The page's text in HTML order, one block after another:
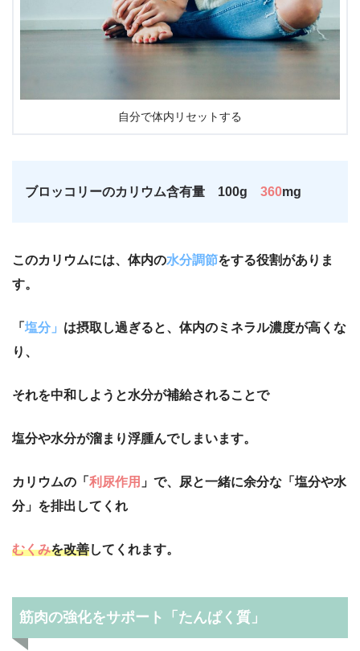
自分で体内リセットする
ブロッコリーのカリウム含有量 100g 360mg
このカリウムには、体内の水分調節をする役割がありま
す。
「 塩分」 は摂取し過ぎると、体内のミネラル濃度が高くな
り、
それを中和しようと水分が補給されることで
塩分や水分が溜まり浮腫んでしまいます。
カリウムの「 利尿作用 」で、尿と一緒に余分な「塩分や水
分」を排出してくれ
むくみを改善してくれます。
筋肉の強化をサポート「たんぱく質」